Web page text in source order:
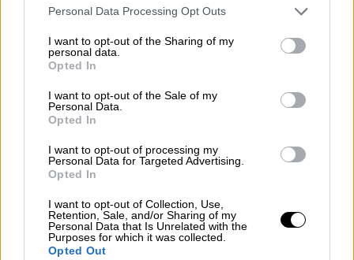
Please note that this website/app uses one or more Google
not limited to your visit or usage behaviour. You may click to
grant or deny consent to Google and its third-party tags to
use your data for below specified purposes in below Google
consent section.
Personal Data Processing Opt Outs
I want to opt-out of the Sharing of my
personal data.
Opted In
I want to opt-out of the Sale of my
Personal Data.
Opted In
I want to opt-out of processing my
Personal Data for Targeted Advertising.
Opted In
I want to opt-out of Collection, Use,
Retention, Sale, and/or Sharing of my
Personal Data that Is Unrelated with the
Purposes for which it was collected.
Opted Out
τονίζοντας ότι θα ήταν «πολύ έκπληκτοι» αν
ο Δούκας και η Δούκισσα του Σάσσεξ
επέλεγαν να στείλουν τα παιδιά τους σε
οικοτροφείο
Βασίλειο. Όπως σημείωσε, κάτι τέτοιο δεν
βρίσκεται καν στα σχέδιά τους αυτή τη
Την ίδια ώρα, το Eton
φέρεται να είναι μία
Τζορτζ, 12 ετών, ο οποίος ενδέχεται να
μετακινηθεί από το προπαρασκευαστικό
σχολείο Lambrook το επόμενο έτος